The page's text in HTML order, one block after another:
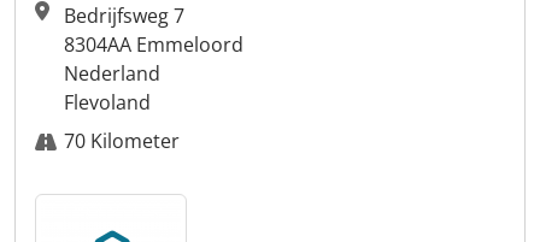
Bedrijfsweg 7
8304AA Emmeloord
Nederland
Flevoland
70 Kilometer